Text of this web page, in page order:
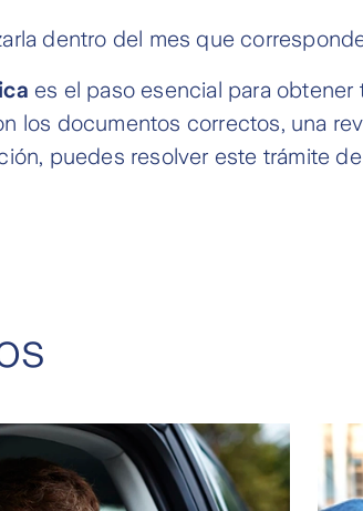
dentro del mes que
es el paso esencial para obtener
los documentos correctos, una
puedes resolver este trámite